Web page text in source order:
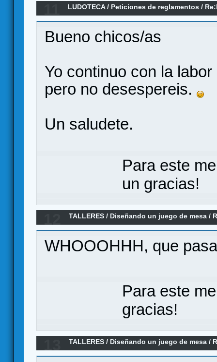
LUDOTECA/ Peticiones de reglamentos /
Bueno chicos/as
Yo continuo con la
pero no desespereis.
Un saludete.
Para este
un gracias!
TALLERES / Diseñando un juego de mesa /
Honor
WHOOOHHH, que
Para este
gracias!
TALLERES / Diseñando un juego de mesa /
Honor